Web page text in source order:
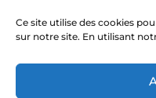
Ce site utilise des cookies
sur notre site. En utilisant
tennis|Prix
construction terrain